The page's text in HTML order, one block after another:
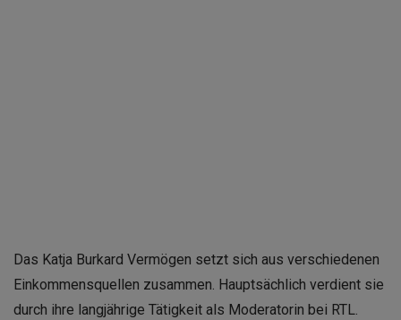
Das Katja Burkard Vermögen setzt sich aus verschiedenen
Einkommensquellen zusammen. Hauptsächlich verdient sie
durch ihre langjährige Tätigkeit als Moderatorin bei RTL.